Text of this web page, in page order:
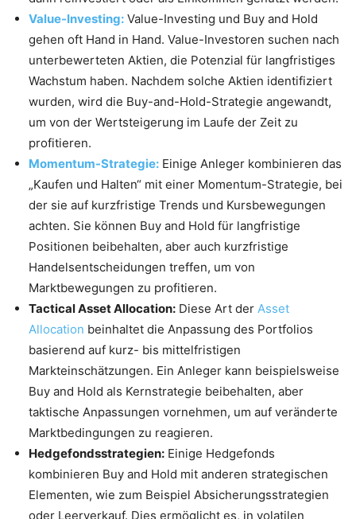
Value-Investing: Value-Investing und Buy and Hold
gehen oft Hand in Hand. Value-Investoren suchen nach
unterbewerteten Aktien, die Potenzial für langfristiges
Wachstum haben. Nachdem solche Aktien identifiziert
wurden, wird die Buy-and-Hold-Strategie angewandt,
um von der Wertsteigerung im Laufe der Zeit zu
profitieren.
Momentum-Strategie: Einige Anleger kombinieren das
„Kaufen und Halten“ mit einer Momentum-Strategie, bei
der sie auf kurzfristige Trends und Kursbewegungen
achten. Sie können Buy and Hold für langfristige
Positionen beibehalten, aber auch kurzfristige
Handelsentscheidungen treffen, um von
Marktbewegungen zu profitieren.
Tactical Asset Allocation: Diese Art der Asset
Allocation beinhaltet die Anpassung des Portfolios
basierend auf kurz- bis mittelfristigen
Markteinschätzungen. Ein Anleger kann beispielsweise
Buy and Hold als Kernstrategie beibehalten, aber
taktische Anpassungen vornehmen, um auf veränderte
Marktbedingungen zu reagieren.
Hedgefondsstrategien: Einige Hedgefonds
kombinieren Buy and Hold mit anderen strategischen
Elementen, wie zum Beispiel Absicherungsstrategien
oder Leerverkauf. Dies ermöglicht es, in volatilen